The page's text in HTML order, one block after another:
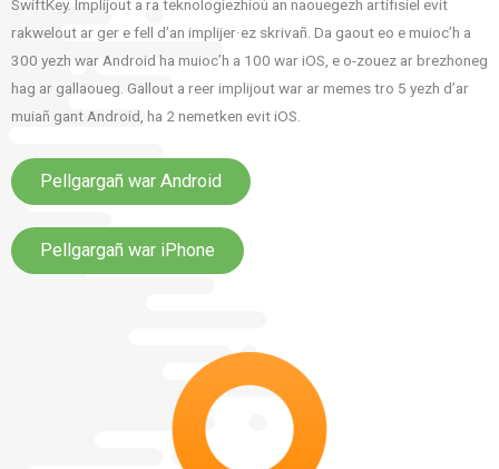
SwiftKey. Implijout a ra teknologiezhioù an naouegezh artifisiel evit
rakwelout ar ger e fell d’an implijer·ez skrivañ. Da gaout eo e muioc’h a
300 yezh war Android ha muioc’h a 100 war iOS, e o-zouez ar brezhoneg
hag ar gallaoueg. Gallout a reer implijout war ar memes tro 5 yezh d’ar
muiañ gant Android, ha 2 nemetken evit iOS.
Pellgargañ war Android
Pellgargañ war iPhone